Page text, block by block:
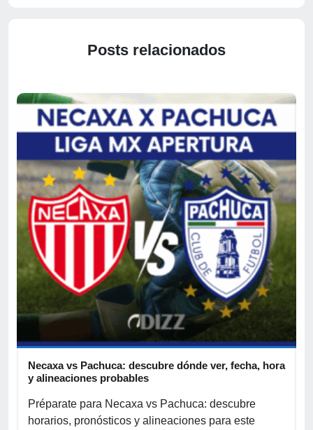
Posts relacionados
Necaxa vs Pachuca: descubre dónde ver, fecha, hora
y alineaciones probables
Préparate para Necaxa vs Pachuca: descubre
horarios, pronósticos y alineaciones para este